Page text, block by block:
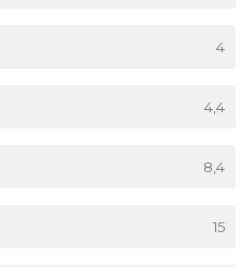
4
4,4
8,4
15